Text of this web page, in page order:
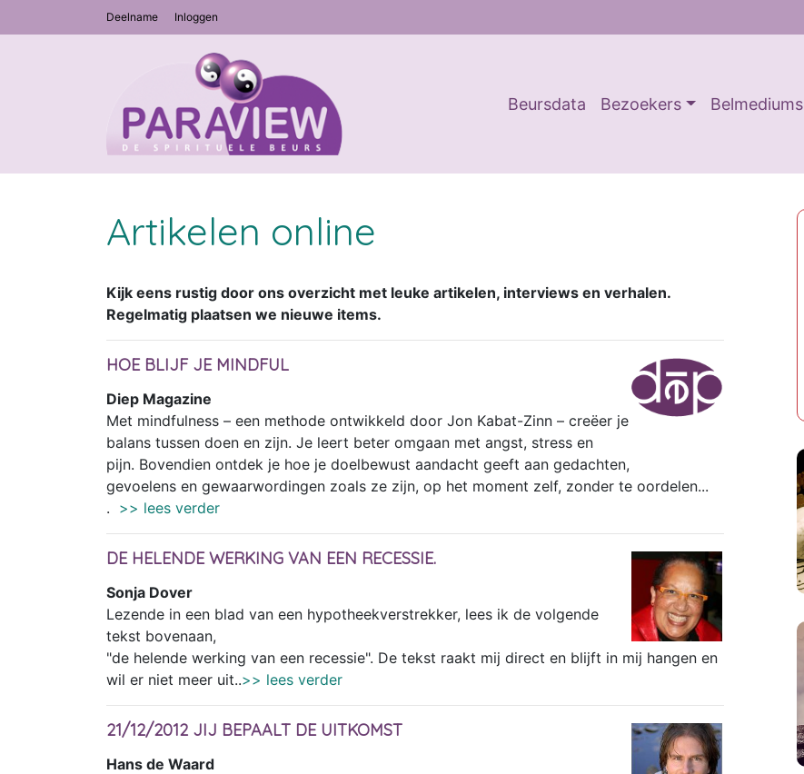
Deelname Inloggen
Beursdata Bezoekers Belmediums
Artikelen online
Kijk eens rustig door ons overzicht met leuke artikelen, interviews en verhalen.
Regelmatig plaatsen we nieuwe items.
HOE BLIJF JE MINDFUL
Diep Magazine
Met mindfulness – een methode ontwikkeld door Jon Kabat-Zinn – creëer je
balans tussen doen en zijn. Je leert beter omgaan met angst, stress en
pijn. Bovendien ontdek je hoe je doelbewust aandacht geeft aan gedachten,
gevoelens en gewaarwordingen zoals ze zijn, op het moment zelf, zonder te oordelen...
. >> lees verder
DE HELENDE WERKING VAN EEN RECESSIE.
Sonja Dover
Lezende in een blad van een hypotheekverstrekker, lees ik de volgende
tekst bovenaan,
"de helende werking van een recessie". De tekst raakt mij direct en blijft in mij hangen en
wil er niet meer uit..>> lees verder
21/12/2012 JIJ BEPAALT DE UITKOMST
Hans de Waard